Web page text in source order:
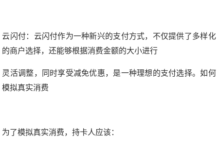
云闪付：云闪付作为一种新兴的支付方式，不仅提供了多样化
的商户选择，还能够根据消费金额的大小进行
灵活调整，同时享受减免优惠，是一种理想的支付选择。如何
模拟真实消费
为了模拟真实消费，持卡人应该：